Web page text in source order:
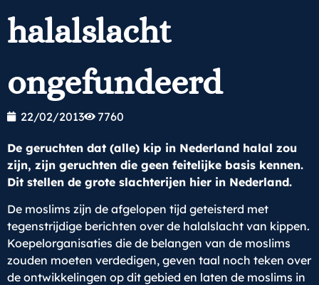
halalslacht
ongefundeerd
22/02/2013 7760
De geruchten dat (alle) kip in Nederland halal zou
zijn, zijn geruchten die geen feitelijke basis kennen.
Dit stellen de grote slachterijen hier in Nederland.
De moslims zijn de afgelopen tijd geteisterd met
tegenstrijdige berichten over de halalslacht van kippen.
Koepelorganisaties die de belangen van de moslims
zouden moeten verdedigen, geven taal noch teken over
de ontwikkelingen op dit gebied en laten de moslims in